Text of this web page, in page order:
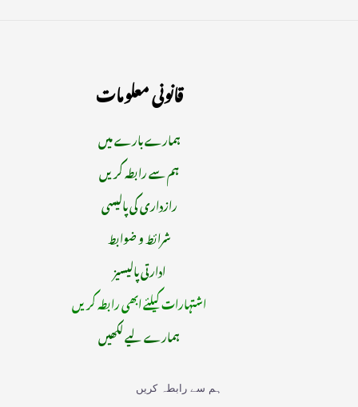
قانونی معلومات
ہمارے بارے میں
ہم سے رابطہ کریں
رازداری کی پالیسی
شرائط و ضوابط
ادارتی پالیسیز
اشتہارات کیلئے ابھی رابطہ کریں
ہمارے لیے لکھیں
ہم سے رابطہ کریں